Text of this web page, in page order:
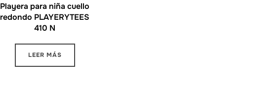
Playera para niña cuello
redondo PLAYERYTEES
410 N
LEER MÁS